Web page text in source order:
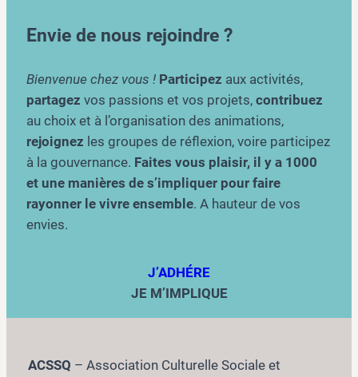
Envie de nous rejoindre ?
Bienvenue chez vous ! Participez aux activités,
partagez vos passions et vos projets, contribuez
au choix et à l’organisation des animations,
rejoignez les groupes de réflexion, voire participez
à la gouvernance. Faites vous plaisir, il y a 1000
et une manières de s’impliquer pour faire
rayonner le vivre ensemble. A hauteur de vos
envies.
J’ADHÉRE
JE M’IMPLIQUE
ACSSQ – Association Culturelle Sociale et